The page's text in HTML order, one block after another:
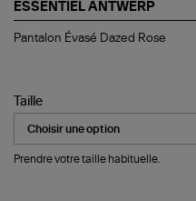
ESSENTIEL ANTWERP
Pantalon
Pantalon Évasé Dazed Rose
Taille
Prendre votre taille habituelle.